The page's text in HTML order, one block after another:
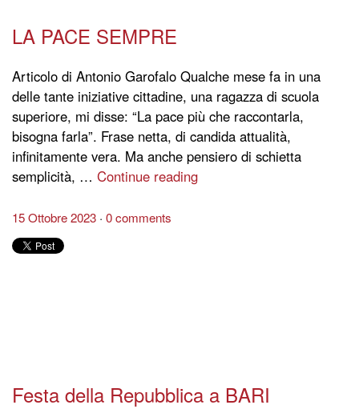
LA PACE SEMPRE
Articolo di Antonio Garofalo Qualche mese fa in una
delle tante iniziative cittadine, una ragazza di scuola
superiore, mi disse: “La pace più che raccontarla,
bisogna farla”. Frase netta, di candida attualità,
infinitamente vera. Ma anche pensiero di schietta
semplicità, … Continue reading
15 Ottobre 2023 0 comments
Festa della Repubblica a BARI